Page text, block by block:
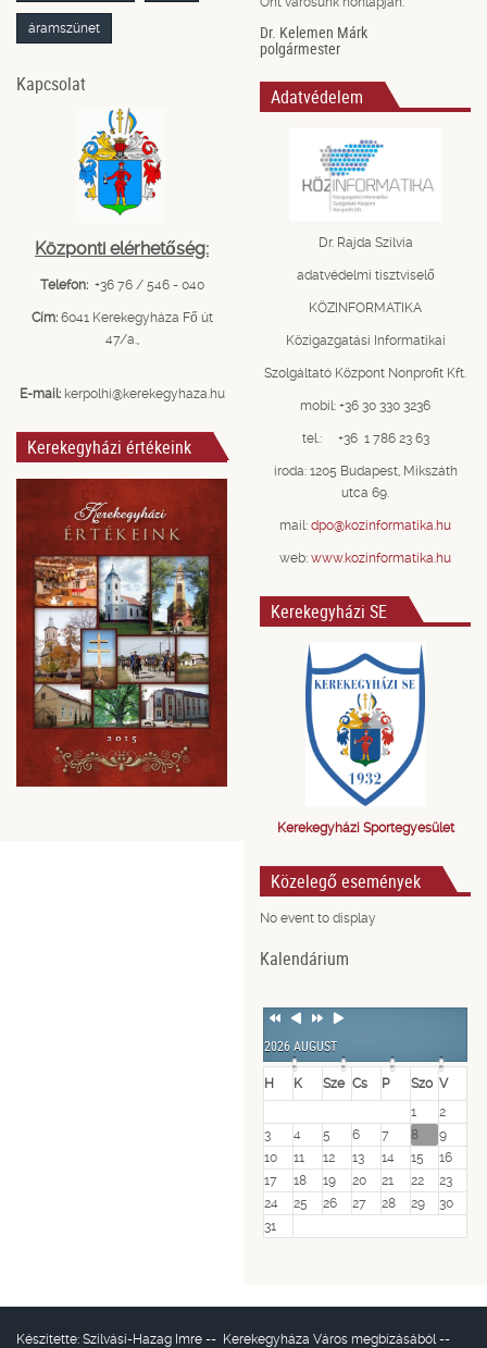
áramszünet
Kapcsolat
Központi elérhetőség:
Telefon: +36 76 / 546 - 040
Cím: 6041 Kerekegyháza Fő út
47/a.,
E-mail: kerpolhi@kerekegyhaza.hu
Kerekegyházi értékeink
Dr. Kelemen Márk
polgármester
Adatvédelem
Dr. Rajda Szilvia
adatvédelmi tisztviselő
KÖZINFORMATIKA
Közigazgatási Informatikai
Szolgáltató Központ Nonprofit Kft.
mobil: +36 30 330 3236
tel.: +36 1 786 23 63
iroda: 1205 Budapest, Mikszáth
utca 69.
mail: dpo@kozinformatika.hu
web: www.kozinformatika.hu
Kerekegyházi SE
Kerekegyházi Sportegyesület
Közelegő események
No event to display
Kalendárium
Previous
Previous
NextNext
2026 AUGUST
H K Sze Cs P Szo V
1
2
3
4 5 6 7 8
9
10
11 12 13 14 15
16
17
18 19 20 21 22
23
24
25 26 27 28 29
30
31
Készítette: Szilvási-Hazag Imre -- Kerekegyháza Város megbízásából --